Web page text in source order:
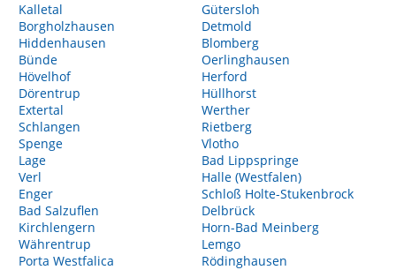
Kalletal
Borgholzhausen
Hiddenhausen
Bünde
Hövelhof
Dörentrup
Extertal
Schlangen
Spenge
Lage
Verl
Enger
Bad Salzuflen
Kirchlengern
Währentrup
Porta Westfalica
Gütersloh
Detmold
Blomberg
Oerlinghausen
Herford
Hüllhorst
Werther
Rietberg
Vlotho
Bad Lippspringe
Halle (Westfalen)
Schloß Holte-Stukenbrock
Delbrück
Horn-Bad Meinberg
Lemgo
Rödinghausen